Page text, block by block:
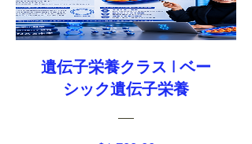
遺伝子栄養クラス l ベー
シック遺伝子栄養